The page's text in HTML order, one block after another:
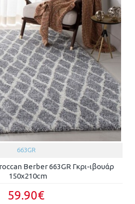
663GR
Berber 663GR Γκρι-ιβουάρ
150x210cm
59.90€